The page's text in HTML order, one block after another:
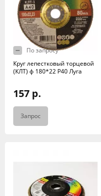
По запросу
Круг лепестковый торцевой
(КЛТ) ф 180*22 Р40 Луга
157 р.
Запрос